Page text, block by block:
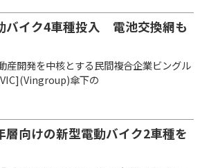
バイク4車種投入 電池交換網も
産開発を中核とする民間複合企業ビングル
傘下の
層向けの新型電動バイク2車種を